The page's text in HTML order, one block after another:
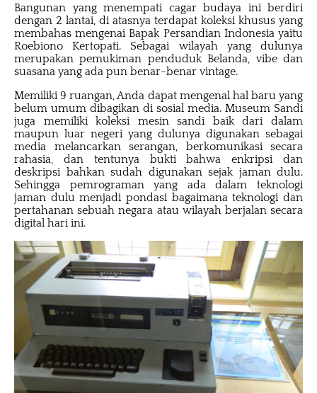
Bangunan yang menempati cagar budaya ini berdiri
dengan 2 lantai, di atasnya terdapat koleksi khusus yang
membahas mengenai Bapak Persandian Indonesia yaitu
Roebiono Kertopati. Sebagai wilayah yang dulunya
merupakan pemukiman penduduk Belanda, vibe dan
suasana yang ada pun benar-benar vintage.
Memiliki 9 ruangan, Anda dapat mengenal hal baru yang
belum umum dibagikan di sosial media. Museum Sandi
juga memiliki koleksi mesin sandi baik dari dalam
maupun luar negeri yang dulunya digunakan sebagai
media melancarkan serangan, berkomunikasi secara
rahasia, dan tentunya bukti bahwa enkripsi dan
deskripsi bahkan sudah digunakan sejak jaman dulu.
Sehingga pemrograman yang ada dalam teknologi
jaman dulu menjadi pondasi bagaimana teknologi dan
pertahanan sebuah negara atau wilayah berjalan secara
digital hari ini.